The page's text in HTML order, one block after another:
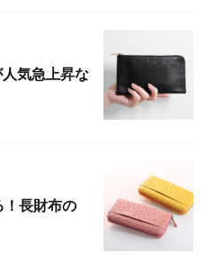
気急上昇な
！長財布の